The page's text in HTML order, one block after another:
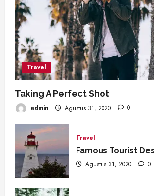
Travel
Taking A Perfect Shot
admin Agustus 31, 2020 0
Travel
Famous Tourist
Agustus 31, 2020 0